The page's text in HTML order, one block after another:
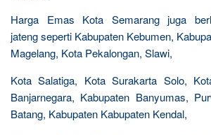
Harga Emas Kota Semarang juga
jateng seperti Kabupaten Kebumen,
Magelang, Kota Pekalongan, Slawi,
Kota Salatiga, Kota Surakarta Solo,
Banjarnegara, Kabupaten Banyumas,
Batang, Kabupaten Kabupaten Kendal,